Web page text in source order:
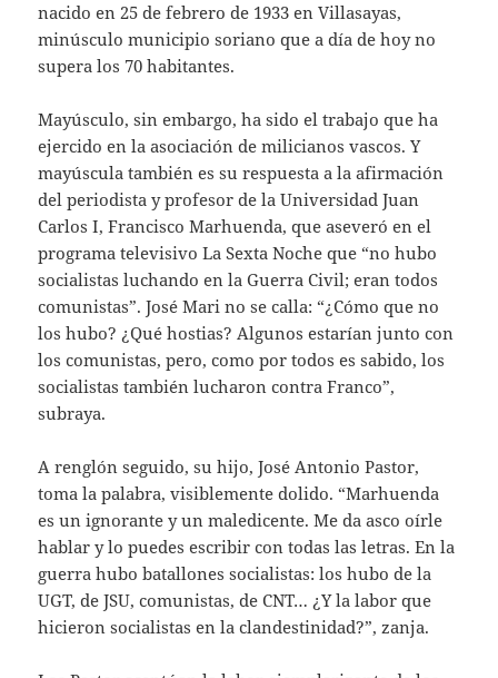
nacido en 25 de febrero de 1933 en Villasayas,
minúsculo municipio soriano que a día de hoy no
supera los 70 habitantes.
Mayúsculo, sin embargo, ha sido el trabajo que ha
ejercido en la asociación de milicianos vascos. Y
mayúscula también es su respuesta a la afirmación
del periodista y profesor de la Universidad Juan
Carlos I, Francisco Marhuenda, que aseveró en el
programa televisivo La Sexta Noche que “no hubo
socialistas luchando en la Guerra Civil; eran todos
comunistas”. José Mari no se calla: “¿Cómo que no
los hubo? ¿Qué hostias? Algunos estarían junto con
los comunistas, pero, como por todos es sabido, los
socialistas también lucharon contra Franco”,
subraya.
A renglón seguido, su hijo, José Antonio Pastor,
toma la palabra, visiblemente dolido. “Marhuenda
es un ignorante y un maledicente. Me da asco oírle
hablar y lo puedes escribir con todas las letras. En la
guerra hubo batallones socialistas: los hubo de la
UGT, de JSU, comunistas, de CNT… ¿Y la labor que
hicieron socialistas en la clandestinidad?”, zanja.